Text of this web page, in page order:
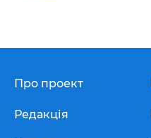
Про проект
Редакція